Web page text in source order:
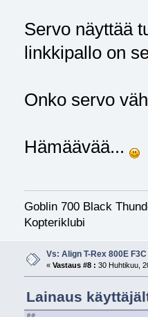
Servo näyttää
linkkipallo on
Onko servo
Hämäävää...
Goblin 700 Black
Kopteriklubi
Vs: Align T-Rex 800E F3C
« Vastaus #8 : 30 Huhtikuu,
Lainaus